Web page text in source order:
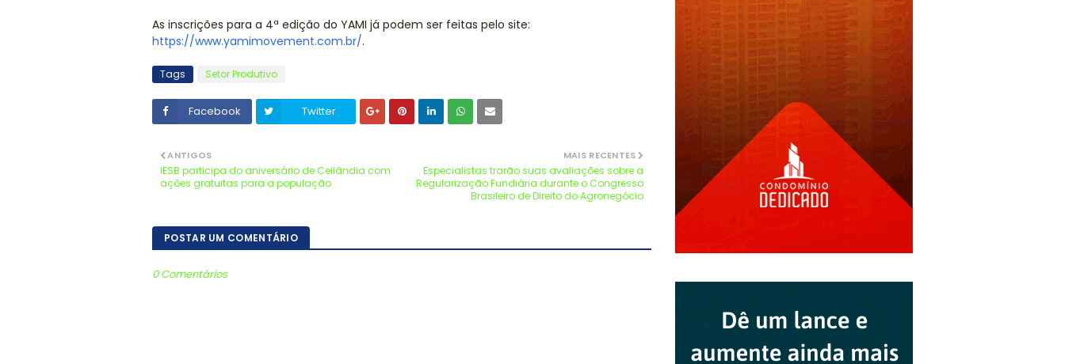
As inscrições para a 4ª edição do YAMI já podem ser feitas pelo site:
https://www.yamimovement.com.br/.
Tags Setor Produtivo
Facebook Twitter
MAIS RECENTES
Especialistas trarão suas avaliações sobre a
Regularização Fundiária durante o Congresso
Brasileiro de Direito do Agronegócio
ANTIGOS
IESB participa do aniversário de Ceilândia com
ações gratuitas para a população
POSTAR UM COMENTÁRIO
0 Comentários